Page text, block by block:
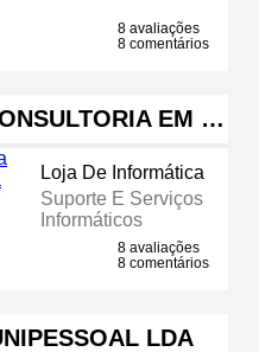
8 avaliações
8 comentários
EM …
Loja De Informática
Suporte E Serviços
Informáticos
8 avaliações
8 comentários
LDA